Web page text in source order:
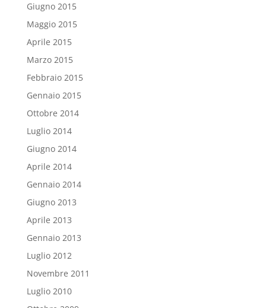
Giugno 2015
Maggio 2015
Aprile 2015
Marzo 2015
Febbraio 2015
Gennaio 2015
Ottobre 2014
Luglio 2014
Giugno 2014
Aprile 2014
Gennaio 2014
Giugno 2013
Aprile 2013
Gennaio 2013
Luglio 2012
Novembre 2011
Luglio 2010